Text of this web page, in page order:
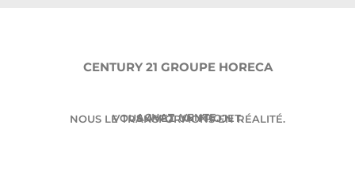
CENTURY 21 GROUPE HORECA
ACHAT. VENTE.
VOUS AVEZ UN PROJET.
NOUS LE TRANSFORMONS EN RÉALITÉ.